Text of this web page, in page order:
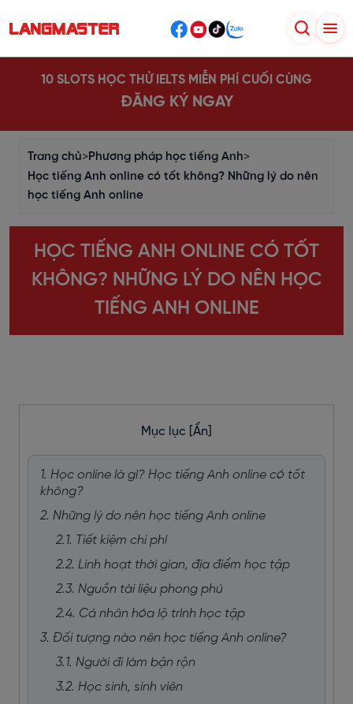
10 SLOTS HỌC THỬ IELTS MIỄN PHÍ CUỐI CÙNG
ĐĂNG KÝ NGAY
Trang chủ>Phương pháp học tiếng Anh>
Học tiếng Anh online có tốt không? Những lý do nên
học tiếng Anh online
HỌC TIẾNG ANH ONLINE CÓ TỐT
KHÔNG? NHỮNG LÝ DO NÊN HỌC
TIẾNG ANH ONLINE
Mục lục [Ẩn]
1. Học online là gì? Học tiếng Anh online có tốt
không?
2. Những lý do nên học tiếng Anh online
2.1. Tiết kiệm chi phí
2.2. Linh hoạt thời gian, địa điểm học tập
2.3. Nguồn tài liệu phong phú
2.4. Cá nhân hóa lộ trình học tập
3. Đối tượng nào nên học tiếng Anh online?
3.1. Người đi làm bận rộn
3.2. Học sinh, sinh viên